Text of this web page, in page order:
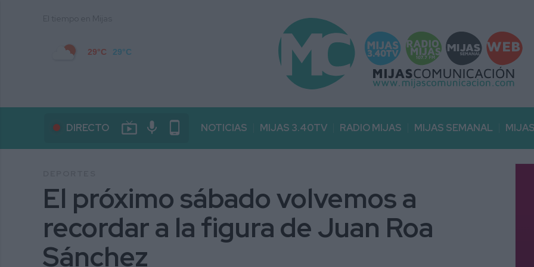
29°C 29°C
DIRECTO live_tv mic phone_android NOTICIAS MIJAS 3.40TV RADIO MIJAS MIJAS SEMANAL
El próximo sábado volvemos a
recordar a la figura de Juan Roa
Sánchez